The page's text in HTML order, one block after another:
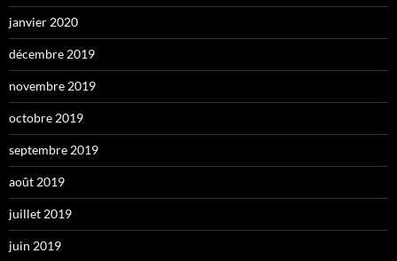
janvier 2020
décembre 2019
novembre 2019
octobre 2019
septembre 2019
août 2019
juillet 2019
juin 2019